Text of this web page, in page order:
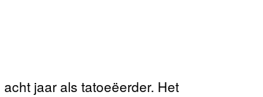
jaar als tatoeëerder. Het